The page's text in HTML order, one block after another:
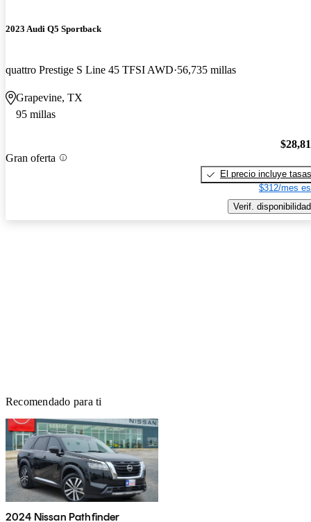
2023 Audi Q5 Sportback
quattro Prestige S Line 45 TFSI AWD 56,735 millas
Grapevine, TX
95 millas
Gran oferta
El precio incluye tasas
$312/mes
Verif. disponibilidad
Recomendado para ti
2024 Nissan Pathfinder